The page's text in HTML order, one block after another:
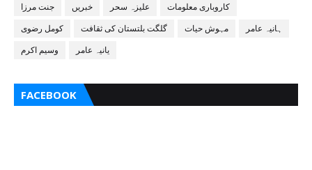
جنت مرزا
خبریں علیزہ سحر
کاروباری معلومات
کومل رضوی
گلگت بلتستان کی ثقافت مہوش حیات
ہانیہ عامر
وسیم اکرم
یانیہ عامر
FACEBOOK